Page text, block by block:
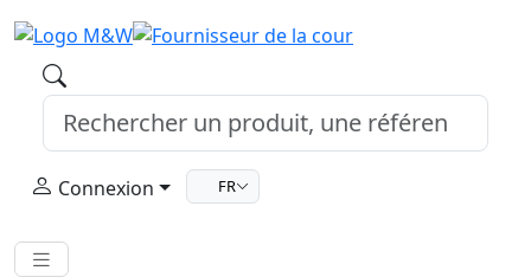
Connexion FR